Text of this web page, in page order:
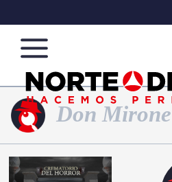
Norte
de
Ciudad
Juárez
Más
que
noticias,
hacemos periodismo
Don Mirone